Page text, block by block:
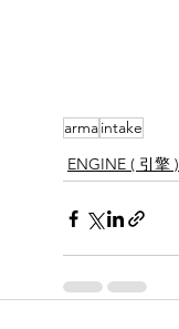
armaintake
ENGINE ( 引擎 )